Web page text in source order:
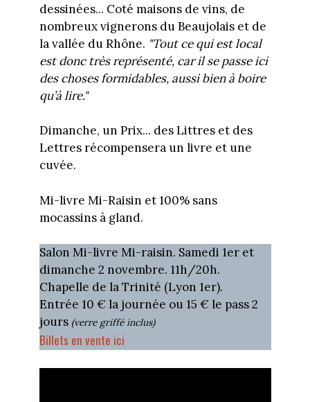
dessinées... Coté maisons de vins, de
nombreux vignerons du Beaujolais et de
la vallée du Rhône. "Tout ce qui est local
est donc très représenté, car il se passe ici
des choses formidables, aussi bien à boire
qu’à lire."
Dimanche, un Prix... des Littres et des
Lettres récompensera un livre et une
cuvée.
Mi-livre Mi-Raisin et 100% sans
mocassins à gland.
Salon Mi-livre Mi-raisin. Samedi 1er et
dimanche 2 novembre. 11h/20h.
Chapelle de la Trinité (Lyon 1er).
Entrée 10 € la journée ou 15 € le pass 2
jours (verre griffé inclus)
Billets en vente ici